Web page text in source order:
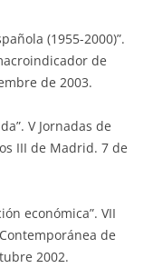
(1955-2000)”.
de
de 2003.
V Jornadas de
III de Madrid. 7 de
económica”. VII
de
2002.